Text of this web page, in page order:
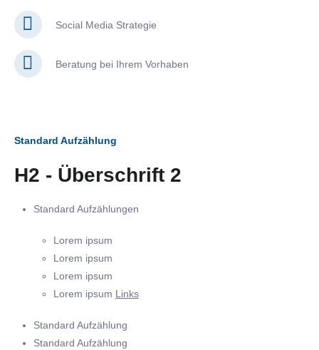
Social Media Strategie
Beratung bei Ihrem Vorhaben
Standard Aufzählung
H2 - Überschrift 2
Standard Aufzählungen
Lorem ipsum
Lorem ipsum
Lorem ipsum
Lorem ipsum Links
Standard Aufzählung
Standard Aufzählung